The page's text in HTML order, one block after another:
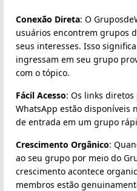
Conexão Direta: O
usuários encontrem grupos
seus interesses. Isso
ingressam em seu grupo
com o tópico.
Fácil Acesso: Os links
WhatsApp estão disponíveis
de entrada em um grupo
Crescimento Orgânico:
ao seu grupo por meio do
crescimento acontece
membros estão